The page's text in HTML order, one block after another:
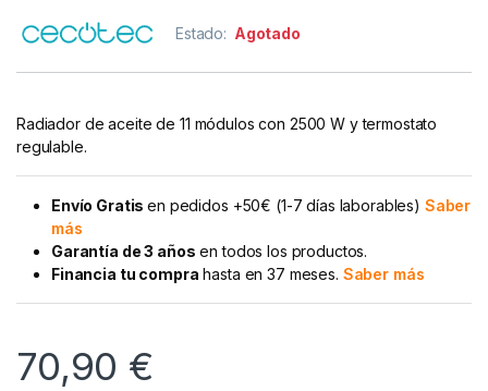
Estado: Agotado
Radiador de aceite de 11 módulos con 2500 W y termostato
regulable.
Envío Gratisen pedidos +50€ (1-7 días laborables) Saber
más
Garantía de 3 años en todos los productos.
Financia tu compra hasta en 37 meses. Saber más
70,90 €